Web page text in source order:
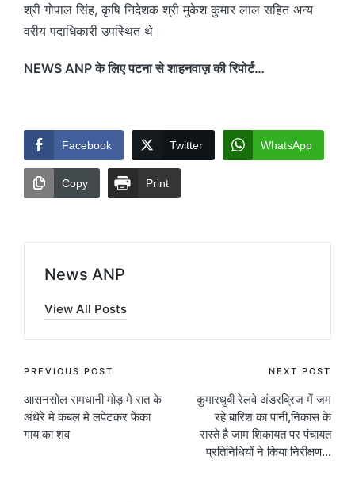
श्री गोपाल सिंह, कृषि निदेशक श्री मुकेश कुमार लाल सहित अन्य
वरीय पदाधिकारी उपस्थित थे।
NEWS ANP के लिए पटना से शाहनवाज़ की रिपोर्ट…
Facebook Twitter WhatsApp
Copy Print
News ANP
View All Posts
Post
navigation
PREVIOUS POST
आसनसोल रामधानी मोड़ मे रात के
अंधेरे मे कंबल मे लपेटकर फेंका
गाय का शव
NEXT POST
कुमारधुबी रेलवे अंडरब्रिज में जम
रहे बारिश का पानी,निकास के
रास्ते है जाम शिकायत पर पंचायत
प्रतिनिधियों ने किया निरीक्षण…